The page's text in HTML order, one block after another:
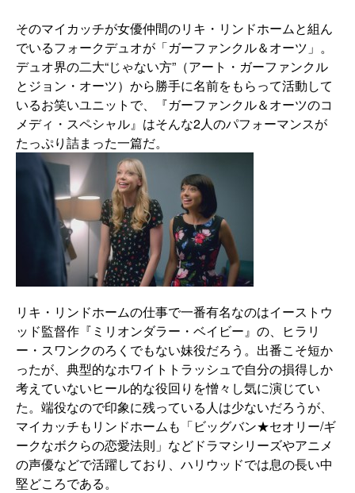
そのマイカッチが女優仲間のリキ・リンドホームと組ん
でいるフォークデュオが「ガーファンクル＆オーツ」。
デュオ界の二大“じゃない方”（アート・ガーファンクル
とジョン・オーツ）から勝手に名前をもらって活動して
いるお笑いユニットで、『ガーファンクル＆オーツのコ
メディ・スペシャル』はそんな2人のパフォーマンスが
たっぷり詰まった一篇だ。
リキ・リンドホームの仕事で一番有名なのはイーストウ
ッド監督作『ミリオンダラー・ベイビー』の、ヒラリ
ー・スワンクのろくでもない妹役だろう。出番こそ短か
ったが、典型的なホワイトトラッシュで自分の損得しか
考えていないヒール的な役回りを憎々し気に演じてい
た。端役なので印象に残っている人は少ないだろうが、
マイカッチもリンドホームも「ビッグバン★セオリー/ギ
ークなボクらの恋愛法則」などドラマシリーズやアニメ
の声優などで活躍しており、ハリウッドでは息の長い中
堅どころである。